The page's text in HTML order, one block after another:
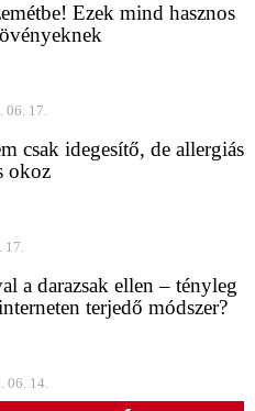
Ezek mind hasznos
06. 17.
csak idegesítő, de allergiás
okoz
17.
a darazsak ellen – tényleg
terjedő módszer?
06. 14.